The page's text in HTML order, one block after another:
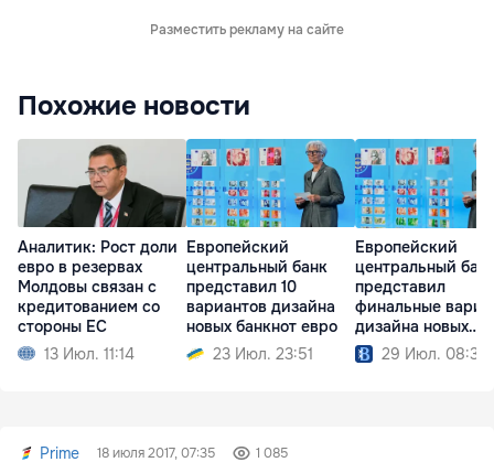
Разместить рекламу на сайте
Похожие новости
Аналитик: Рост доли
евро в резервах
Молдовы связан с
кредитованием со
стороны ЕС
13 Июл. 11:14
Европейский
центральный банк
представил 10
вариантов дизайна
новых банкнот евро
23 Июл. 23:51
Европейский
центральный
представил
финальные
дизайна новых
банкнот евро
29 Июл. 08:39
Prime 18 июля 2017, 07:35 1 085